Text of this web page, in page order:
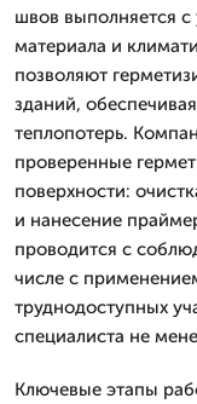
швов выполняется с
материала и
позволяют
зданий,
теплопотерь.
проверенные
поверхности:
и нанесение
проводится с
числе с
труднодоступных
специалиста не
Ключевые этапы